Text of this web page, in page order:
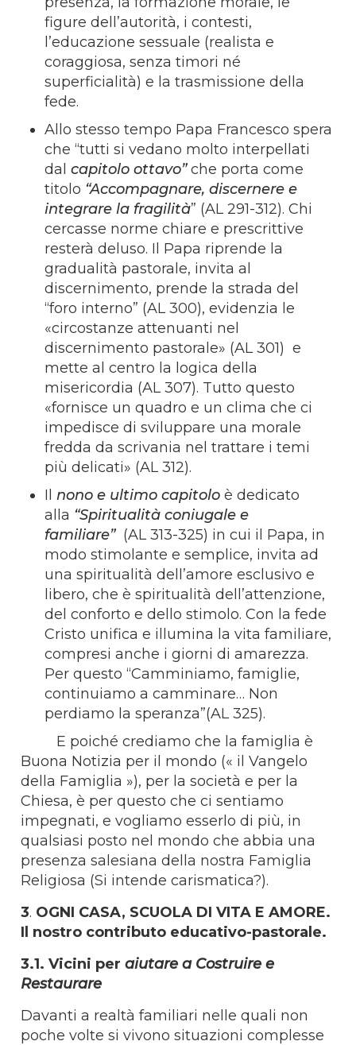
figure dell’autorità, i contesti,
l’educazione sessuale (realista e
coraggiosa, senza timori né
superficialità) e la trasmissione della
fede.
Allo stesso tempo Papa Francesco spera
che “tutti si vedano molto interpellati
dalcapitolo ottavo”che porta come
titolo “Accompagnare, discernere e
integrare la fragilità” (AL 291-312). Chi
cercasse norme chiare e prescrittive
resterà deluso. Il Papa riprende la
gradualità pastorale, invita al
discernimento, prende la strada del
“foro interno” (AL 300), evidenzia le
«circostanze attenuanti nel
discernimento pastorale» (AL 301) e
mette al centro la logica della
misericordia (AL 307). Tutto questo
«fornisce un quadro e un clima che ci
impedisce di sviluppare una morale
fredda da scrivania nel trattare i temi
più delicati» (AL 312).
Ilnono e ultimo capitoloè dedicato
alla “Spiritualità coniugale e
familiare” (AL 313-325) in cui il Papa, in
modo stimolante e semplice, invita ad
una spiritualità dell’amore esclusivo e
libero, che è spiritualità dell’attenzione,
del conforto e dello stimolo. Con la fede
Cristo unifica e illumina la vita familiare,
compresi anche i giorni di amarezza.
Per questo “Camminiamo, famiglie,
continuiamo a camminare… Non
perdiamo la speranza”(AL 325).
E poiché crediamo che la famiglia è
Buona Notizia per il mondo (« il Vangelo
della Famiglia »), per la società e per la
Chiesa, è per questo che ci sentiamo
impegnati, e vogliamo esserlo di più, in
qualsiasi posto nel mondo che abbia una
presenza salesiana della nostra Famiglia
Religiosa (Si intende carismatica?).
3. OGNI CASA, SCUOLA DI VITA E AMORE.
Il nostro contributo educativo-pastorale.
3.1. Vicini peraiutare a Costruire e
Restaurare
Davanti a realtà familiari nelle quali non
poche volte si vivono situazioni complesse